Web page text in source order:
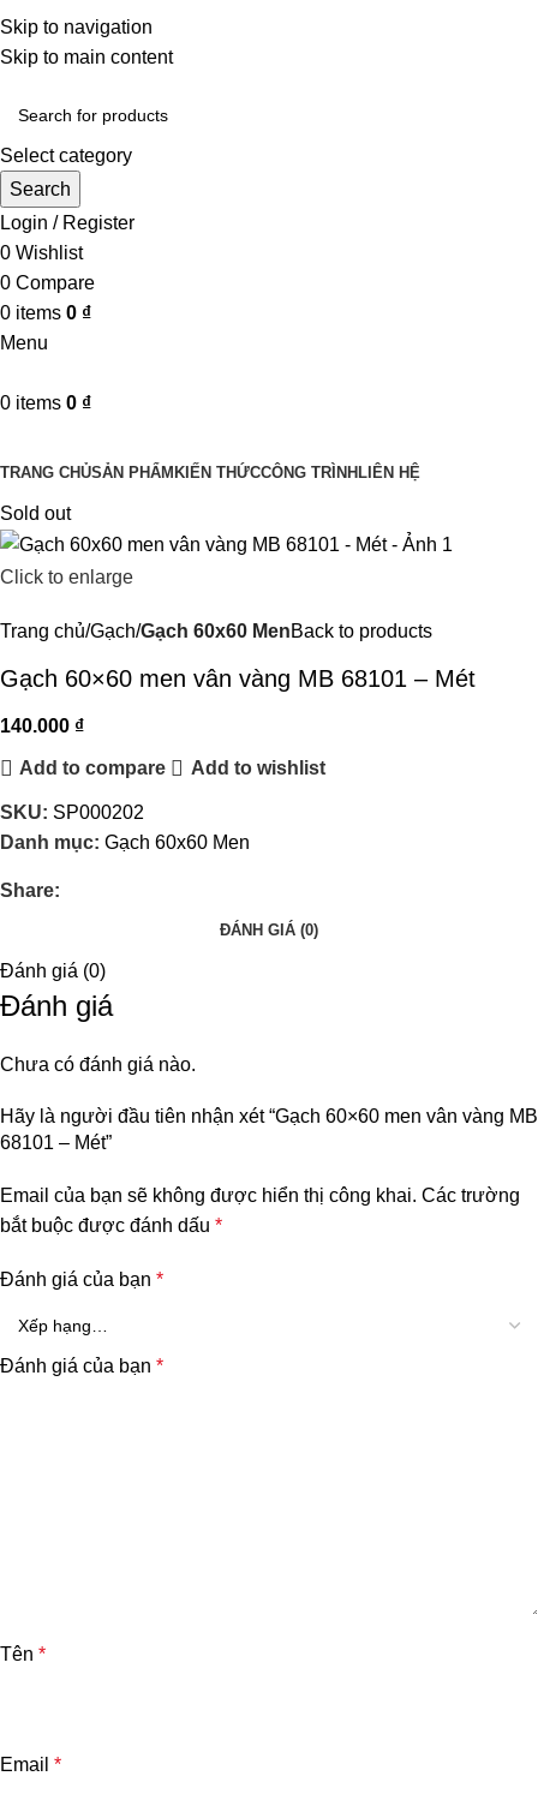
Skip to navigation
Skip to main content
Một uy tín - triệu niềm tin
Hotline : 0346394639 - 0973332499
Select category
Search
Login / Register
0 Wishlist
0 Compare
0 items 0 ₫
Menu
0 items 0 ₫
TRANG CHỦSẢN PHẨM KIẾN THỨCCÔNG TRÌNH LIÊN HỆ
Sold out
Click to enlarge
Trang chủ Gạch Gạch 60x60 MenBack to products
Gạch 60×60 men vân vàng MB 68101 – Mét
140.000 ₫
Add to compare Add to wishlist
SKU: SP000202
Danh mục: Gạch 60x60 Men
Share:
ĐÁNH GIÁ (0)
Đánh giá (0)
Đánh giá
Chưa có đánh giá nào.
Hãy là người đầu tiên nhận xét “Gạch 60×60 men vân vàng MB
68101 – Mét”
Email của bạn sẽ không được hiển thị công khai. Các trường
bắt buộc được đánh dấu *
Đánh giá của bạn *
Đánh giá của bạn *
Tên *
Email *